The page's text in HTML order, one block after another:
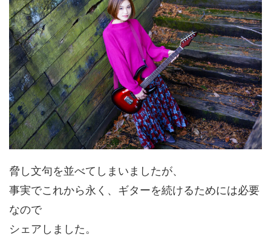
脅し文句を並べてしまいましたが、
事実でこれから永く、ギターを続けるためには必要
なので
シェアしました。